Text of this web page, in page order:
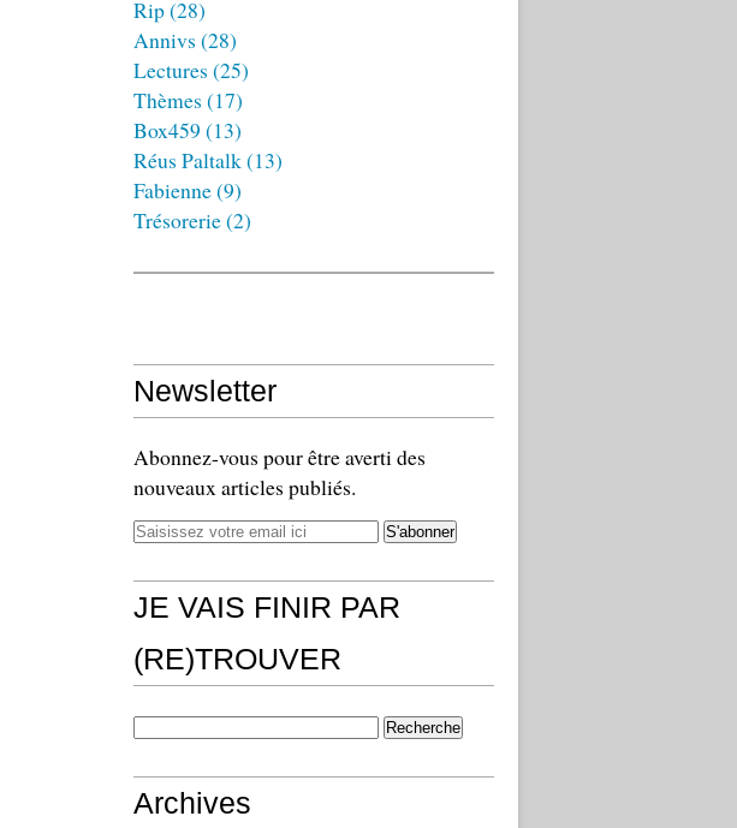
Rip(28)
Annivs (28)
Lectures (25)
Thèmes (17)
Box459 (13)
Réus Paltalk(13)
Fabienne(9)
Trésorerie(2)
Newsletter
Abonnez-vous pour être averti des
nouveaux articles publiés.
JE VAIS FINIR PAR
(RE)TROUVER
Archives